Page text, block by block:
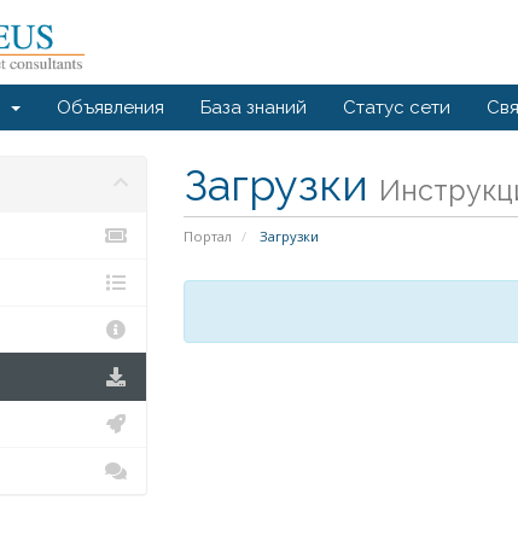
Объявления База знаний Статус сети
Загрузки
Портал Загрузки